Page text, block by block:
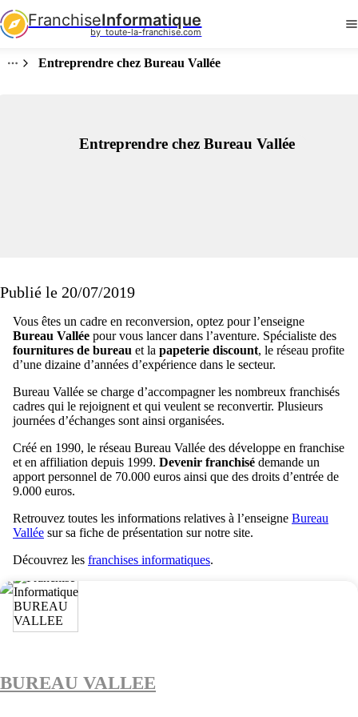
FranchiseInformatique
by  toute-la-franchise.com
Entreprendre chez Bureau Vallée
Entreprendre chez Bureau Vallée
Publié le 20/07/2019
Vous êtes un cadre en reconversion, optez pour l’enseigne
Bureau Vallée pour vous lancer dans l’aventure. Spécialiste des
fournitures de bureau et la papeterie discount, le réseau profite
d’une dizaine d’années d’expérience dans le secteur.
Bureau Vallée se charge d’accompagner les nombreux franchisés
cadres qui le rejoignent et qui veulent se reconvertir. Plusieurs
journées d’échanges sont ainsi organisées.
Créé en 1990, le réseau Bureau Vallée des développe en franchise
et en affiliation depuis 1999. Devenir franchisé demande un
apport personnel de 70.000 euros ainsi que des droits d’entrée de
9.000 euros.
Retrouvez toutes les informations relatives à l’enseigne Bureau
Vallée sur sa fiche de présentation sur notre site.
Découvrez les franchises informatiques.
BUREAU VALLEE